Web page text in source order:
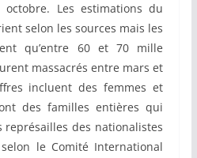
octobre. Les estimations du
selon les sources mais les
qu’entre 60 et 70 mille
massacrés entre mars et
incluent des femmes et
des familles entières qui
des nationalistes
le Comité International